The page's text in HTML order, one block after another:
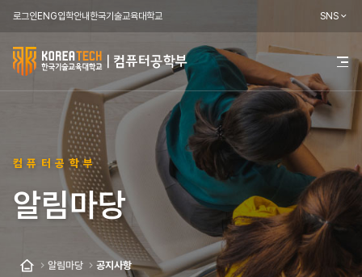
로그인ENG입학안내한국기술교육대학교 SNS
한
국
교
육
학
전
메
기
컴퓨터공학부
알림마당
알림마당 공지사항